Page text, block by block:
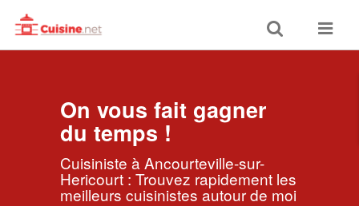
Toggle
search
Toggle
On vous fait gagner
du temps !
Cuisiniste à Ancourteville-sur-
Hericourt : Trouvez rapidement les
meilleurs cuisinistes autour de moi